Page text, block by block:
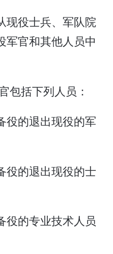
现役士兵、军队院
军官和其他人员中
包括下列人员：
役的退出现役的军
役的退出现役的士
役的专业技术人员